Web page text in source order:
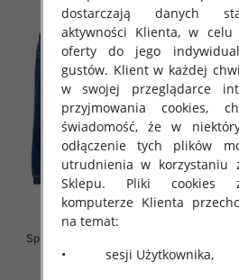
Spodnie męskie jeans Roz 31-38,
1 Kolor .Paczka 10 szt
dostarczają danych
aktywności Klienta, w celu
oferty do jego
gustów. Klient w każdej
w swojej przeglądarce
przyjmowania cookies,
świadomość, że w
odłączenie tych plików
utrudnienia w korzystaniu
Sklepu. Pliki cookies
komputerze Klienta
na temat:
• sesji Użytkownika,